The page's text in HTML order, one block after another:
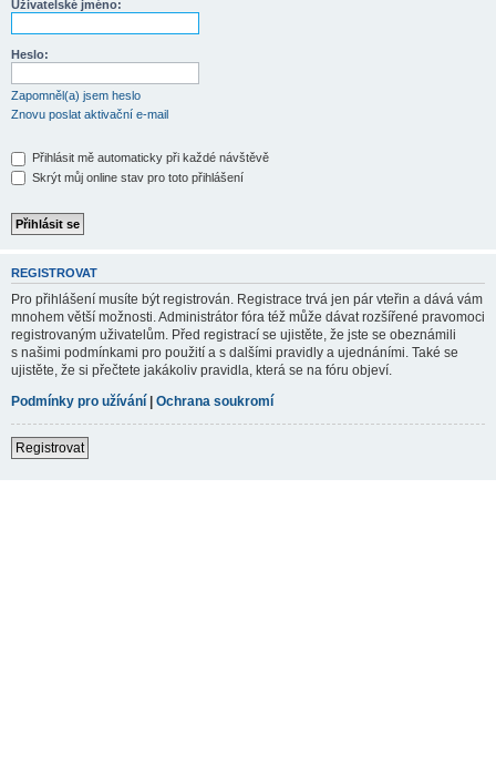
Uživatelské jméno:
Heslo:
Zapomněl(a) jsem heslo
Znovu poslat aktivační e-mail
Přihlásit mě automaticky při každé návštěvě
Skrýt můj online stav pro toto přihlášení
REGISTROVAT
Pro přihlášení musíte být registrován. Registrace trvá jen pár vteřin a dává vám
mnohem větší možnosti. Administrátor fóra též může dávat rozšířené pravomoci
registrovaným uživatelům. Před registrací se ujistěte, že jste se obeznámili
s našimi podmínkami pro použití a s dalšími pravidly a ujednáními. Také se
ujistěte, že si přečtete jakákoliv pravidla, která se na fóru objeví.
Podmínky pro užívání | Ochrana soukromí
Registrovat